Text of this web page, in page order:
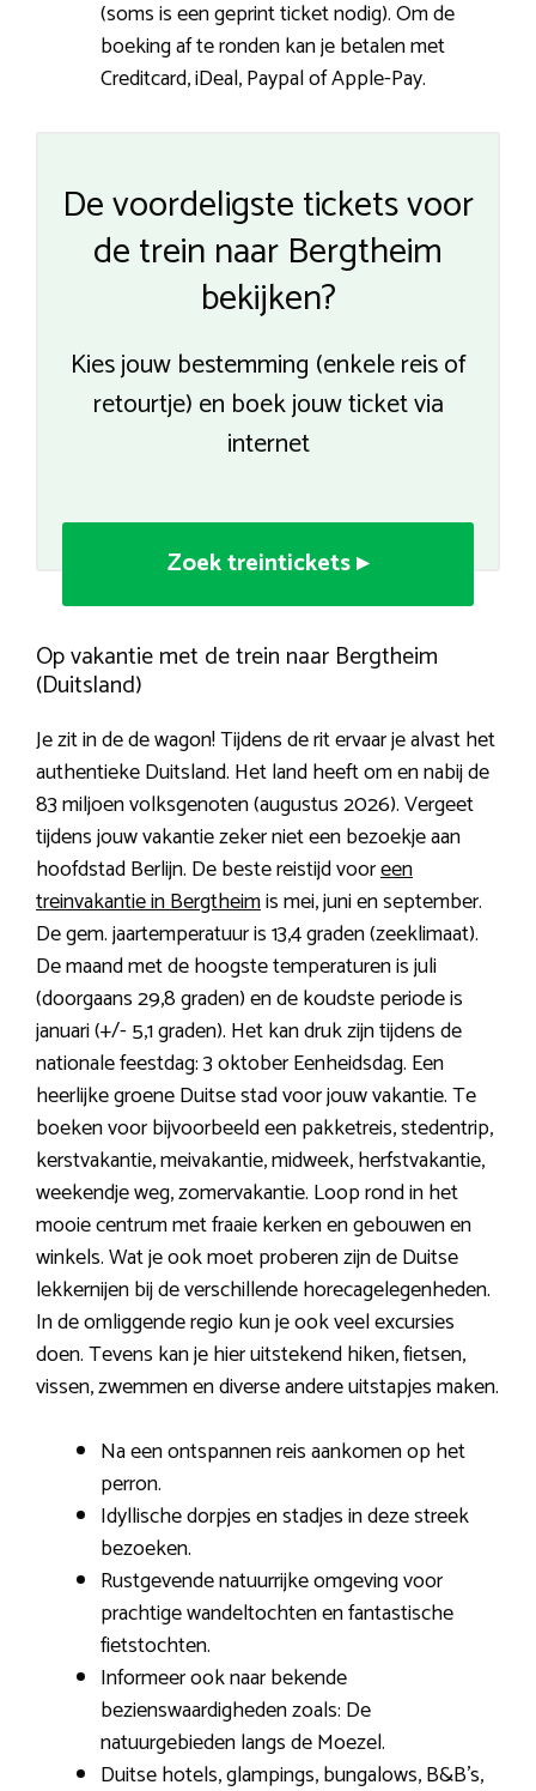
(soms is een geprint ticket nodig). Om de
boeking af te ronden kan je betalen met
Creditcard, iDeal, Paypal of Apple-Pay.
De voordeligste tickets voor
de trein naar Bergtheim
bekijken?
Kies jouw bestemming (enkele reis of
retourtje) en boek jouw ticket via
internet
Zoek treintickets ▸
Op vakantie met de trein naar Bergtheim
(Duitsland)
Je zit in de de wagon! Tijdens de rit ervaar je alvast het
authentieke Duitsland. Het land heeft om en nabij de
83 miljoen volksgenoten (augustus 2026). Vergeet
tijdens jouw vakantie zeker niet een bezoekje aan
hoofdstad Berlijn. De beste reistijd vooreen
treinvakantie in Bergtheimis mei, juni en september.
De gem. jaartemperatuur is 13,4 graden (zeeklimaat).
De maand met de hoogste temperaturen is juli
(doorgaans 29,8 graden) en de koudste periode is
januari (+/- 5,1 graden). Het kan druk zijn tijdens de
nationale feestdag: 3 oktober Eenheidsdag. Een
heerlijke groene Duitse stad voor jouw vakantie. Te
boeken voor bijvoorbeeld een pakketreis, stedentrip,
kerstvakantie, meivakantie, midweek, herfstvakantie,
weekendje weg, zomervakantie. Loop rond in het
mooie centrum met fraaie kerken en gebouwen en
winkels. Wat je ook moet proberen zijn de Duitse
lekkernijen bij de verschillende horecagelegenheden.
In de omliggende regio kun je ook veel excursies
doen. Tevens kan je hier uitstekend hiken, fietsen,
vissen, zwemmen en diverse andere uitstapjes maken.
Na een ontspannen reis aankomen op het
perron.
Idyllische dorpjes en stadjes in deze streek
bezoeken.
Rustgevende natuurrijke omgeving voor
prachtige wandeltochten en fantastische
fietstochten.
Informeer ook naar bekende
bezienswaardigheden zoals: De
natuurgebieden langs de Moezel.
Duitse hotels, glampings, bungalows, B&B’s,